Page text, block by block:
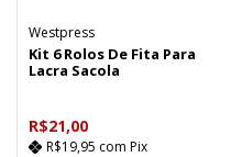
Westpress
Kit 6 Rolos De Fita Para
Lacra Sacola
R$21,00
R$19,95 com Pix